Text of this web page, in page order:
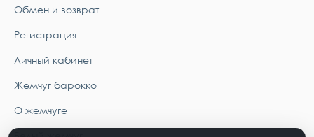
Обмен и возврат
Регистрация
Личный кабинет
Жемчуг барокко
О жемчуге